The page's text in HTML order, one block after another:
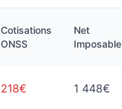
Cotisations
ONSS
Net
Imposable
218€ 1 448€